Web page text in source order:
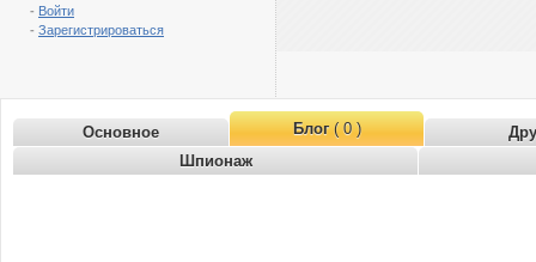
- Войти
- Зарегистрироваться
Основное Блог( 0 )
Шпионаж